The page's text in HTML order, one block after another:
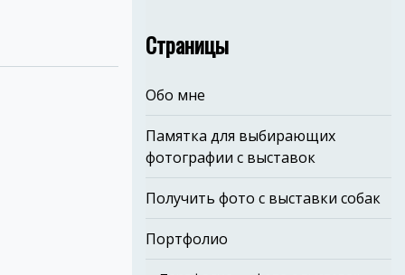
Страницы
Обо мне
Памятка для выбирающих
фотографии с выставок
Получить фото с выставки собак
Портфолио